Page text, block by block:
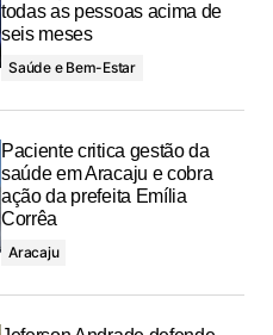
todas as pessoas acima de
seis meses
Saúde e Bem-Estar
Paciente critica gestão da
saúde em Aracaju e cobra
ação da prefeita Emília
Corrêa
Aracaju